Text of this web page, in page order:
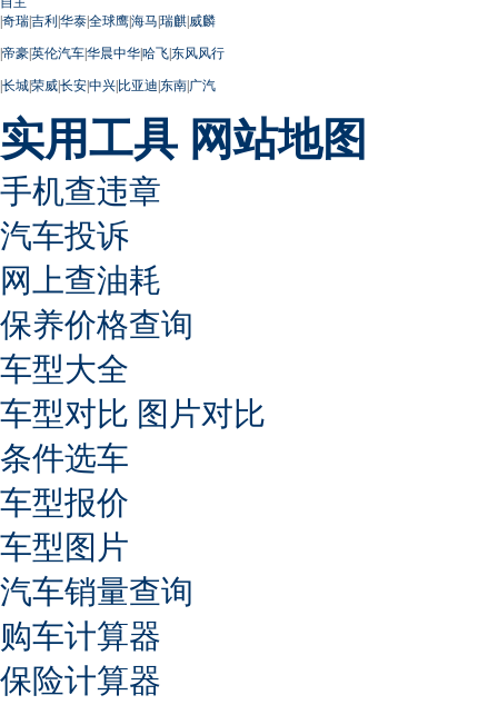
|奇瑞|吉利|华泰|全球鹰|海马|瑞麒|威麟
|帝豪|英伦汽车|华晨中华|哈飞|东风风行
|长城|荣威|长安|中兴|比亚迪|东南|广汽
实用工具 网站地图
手机查违章
汽车投诉
网上查油耗
保养价格查询
车型大全
车型对比 图片对比
条件选车
车型报价
车型图片
汽车销量查询
购车计算器
保险计算器